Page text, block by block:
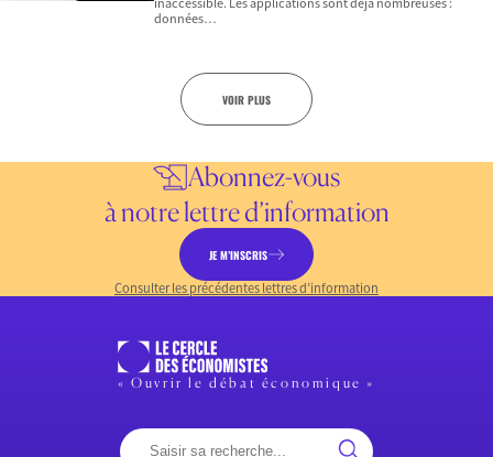
données…
VOIR PLUS
Abonnez-vous
à notre lettre d’information
JE M’INSCRIS
Consulter les précédentes lettres d’information
« Ouvrir le débat économique »